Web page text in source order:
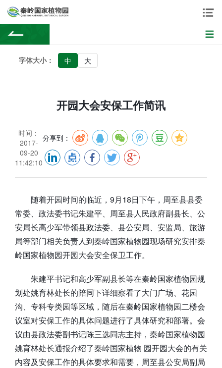
字体大小： 中 大
开园大会安保工作简讯
时间：
2017-
09-20
11:42:10
分享到：
随着开园时间的临近，9月18日下午，周至县县委
常委、政法委书记朱建平、周至县人民政府副县长、公
安局长高少军带领县政法委、县公安局、安监局、旅游
局等部门相关负责人到秦岭国家植物园现场研究安排秦
岭国家植物园开园大会安全保卫工作。
朱建平书记和高少军副县长等在秦岭国家植物园规
划处姚育林处长的陪同下详细察看了大门广场、花园
沟、专科专类园等区域，随后在秦岭国家植物园二楼会
议室对安保工作的具体问题进行了具体研究和部署。会
议由县政法委副书记陈三选同志主持，秦岭国家植物园
姚育林处长通报介绍了秦岭国家植物 园开园大会的有关
内容及安保工作的具体要求和需要，周至县公安局副局